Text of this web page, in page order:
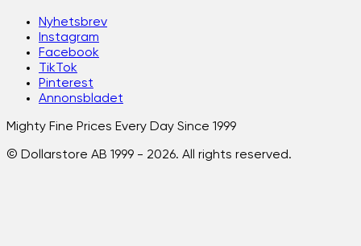
Nyhetsbrev
Instagram
Facebook
TikTok
Pinterest
Annonsbladet
Mighty Fine Prices Every Day Since 1999
© Dollarstore AB 1999 - 2026. All rights reserved.